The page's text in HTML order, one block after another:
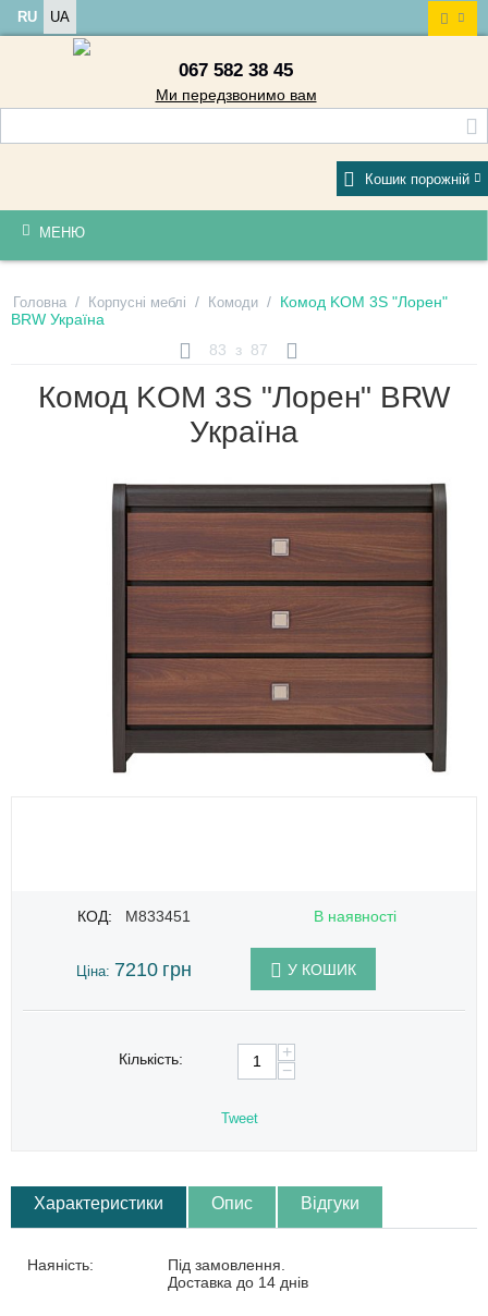
RU UA
067 582 38 45
Ми передзвонимо вам
Кошик порожній
МЕНЮ
Головна / Корпусні меблі / Комоди / Комод KOM 3S "Лорен"
BRW Україна
83
з 87
Комод KOM 3S "Лорен" BRW
Україна
КОД: M833451 В наявності
Ціна: 7210 грн У КОШИК
Кількість:
+
−
Tweet
Характеристики Опис Відгуки
Наяність:
Під замовлення.
Доставка до 14 днів